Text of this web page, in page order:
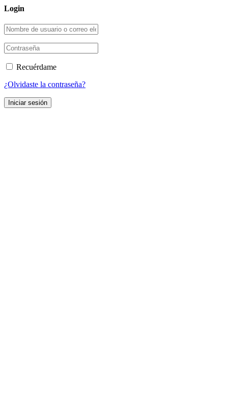
Login
Recuérdame
¿Olvidaste la contraseña?